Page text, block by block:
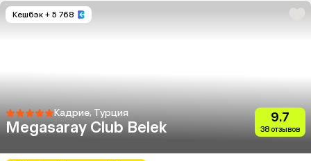
Кешбэк + 5 768
Кадрие, Турция
Megasaray Club Belek
9.7
38 отзывов